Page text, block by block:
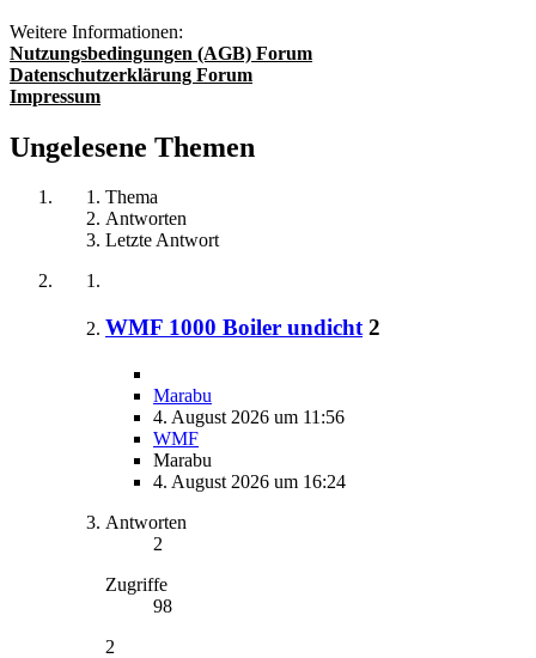
Weitere Informationen:
Nutzungsbedingungen (AGB) Forum
Datenschutzerklärung Forum
Impressum
Ungelesene Themen
Thema
Antworten
Letzte Antwort
WMF 1000 Boiler undicht 2
Marabu
4. August 2026 um 11:56
WMF
Marabu
4. August 2026 um 16:24
Antworten
2
Zugriffe
98
2